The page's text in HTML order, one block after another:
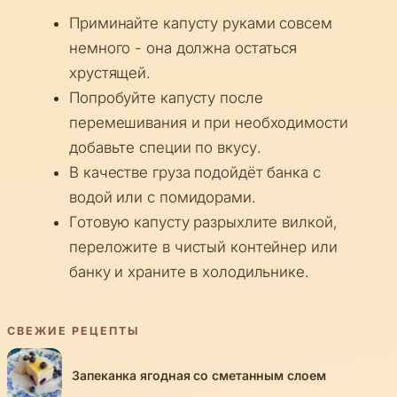
Приминайте капусту руками совсем
немного - она должна остаться
хрустящей.
Попробуйте капусту после
перемешивания и при необходимости
добавьте специи по вкусу.
В качестве груза подойдёт банка с
водой или с помидорами.
Готовую капусту разрыхлите вилкой,
переложите в чистый контейнер или
банку и храните в холодильнике.
СВЕЖИЕ РЕЦЕПТЫ
Запеканка ягодная со сметанным слоем